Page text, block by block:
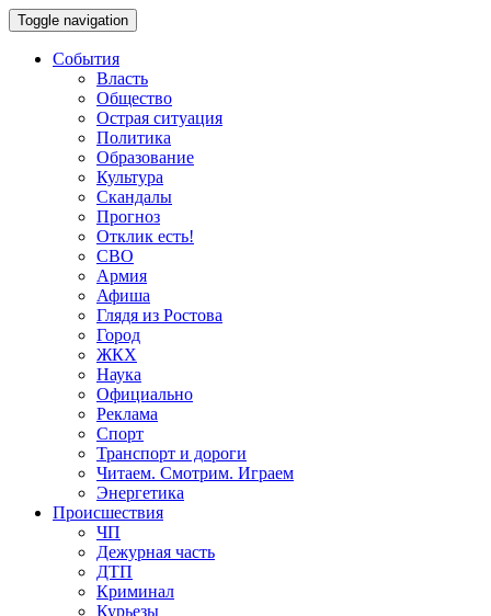
Toggle navigation
События
Власть
Общество
Острая ситуация
Политика
Образование
Культура
Скандалы
Прогноз
Отклик есть!
СВО
Армия
Афиша
Глядя из Ростова
Город
ЖКХ
Наука
Официально
Реклама
Спорт
Транспорт и дороги
Читаем. Смотрим. Играем
Энергетика
Происшествия
ЧП
Дежурная часть
ДТП
Криминал
Курьезы